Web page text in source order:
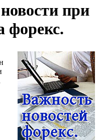
при
форекс.